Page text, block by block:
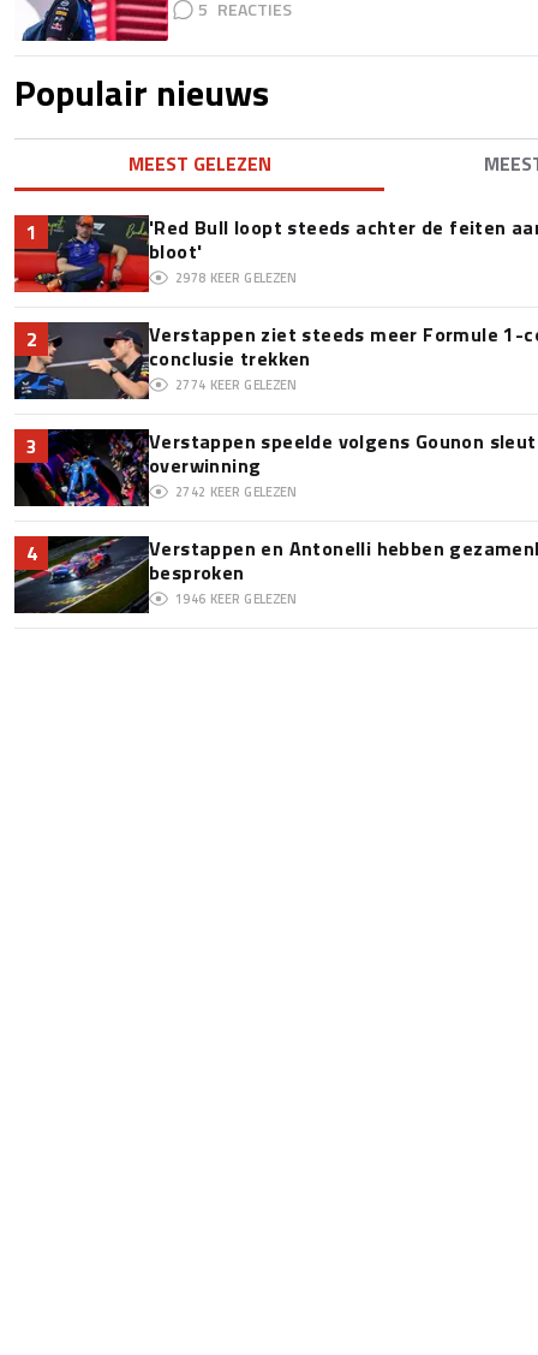
5
Populair nieuws
MEEST GELEZEN
1
'Red Bull loopt steeds achter de feiten
bloot'
2978 KEER GELEZEN
2
Verstappen ziet steeds meer Formule 1-
conclusie trekken
2774 KEER GELEZEN
3
Verstappen speelde volgens Gounon
overwinning
2742 KEER GELEZEN
4
Verstappen en Antonelli hebben
besproken
1946 KEER GELEZEN